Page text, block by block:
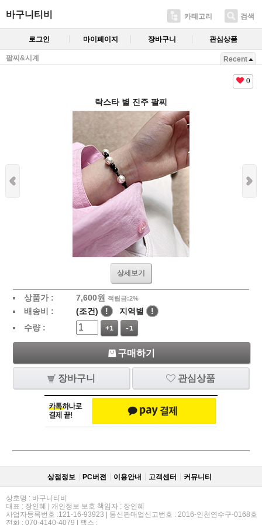
바구니티비 카테고리 검색
로그인 마이페이지 장바구니 관심상품
팔찌&시계 Recent
0
락스타 별 진주 팔찌
상세보기
상품가 : 7,600원 적립금:2%
배송비 : (조건) ! 지역별
!
수량 :
+1 -1
구매하기
장바구니 관심상품
상점정보 PC버젼 이용안내 고객센터 커뮤니티
상호명 : 바구니티비
대표 : 장인혜 | 개인정보 보호 책임자 : 장인혜
사업자등록번호 :121-16-93923 | 통신판매업신고번호 : 2016-인천연수구-0168호
전화 : 070-4140-4079 | 팩스 :